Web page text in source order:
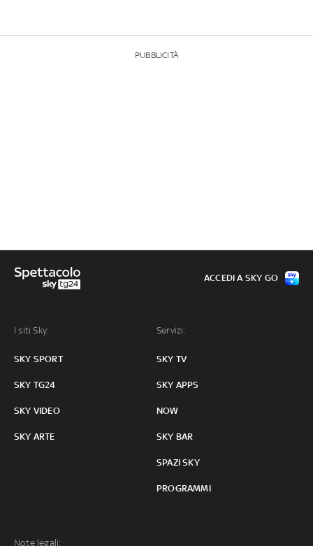
PUBBLICITÀ
I siti Sky:
SKY SPORT
SKY TG24
SKY VIDEO
SKY ARTE
Servizi:
SKY TV
SKY APPS
NOW
SKY BAR
SPAZI SKY
PROGRAMMI
Note legali:
ACCEDI A SKY GO